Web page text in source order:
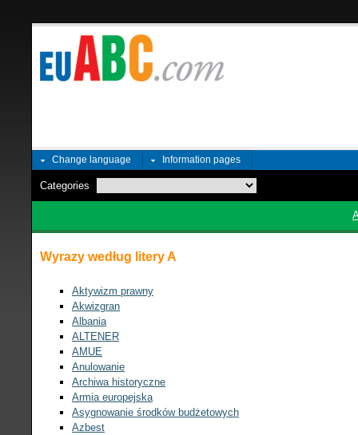
Change language Information pages
Categories
Wyrazy według litery A
Aktywizm prawny
Akwizgran
Albania
ALTENER
AMUE
Anulowanie
Archiwa historyczne
Armia europejska
Asygnowanie środków budżetowych
Azbest